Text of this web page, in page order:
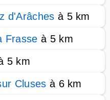
d'Arâches à 5 km
Frasse à 5 km
5 km
Cluses à 6 km